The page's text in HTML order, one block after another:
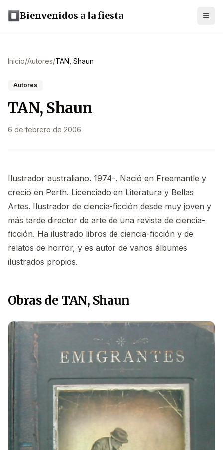
Bienvenidos a la fiesta
Inicio/Autores/TAN, Shaun
Autores
TAN, Shaun
6 de febrero de 2006
Ilustrador australiano. 1974-. Nació en Freemantle y
creció en Perth. Licenciado en Literatura y Bellas
Artes. Ilustrador de ciencia-ficción desde muy joven y
más tarde director de arte de una revista de ciencia-
ficción. Ha ilustrado libros de ciencia-ficción y de
relatos de horror, y es autor de varios álbumes
ilustrados propios.
Obras de TAN, Shaun